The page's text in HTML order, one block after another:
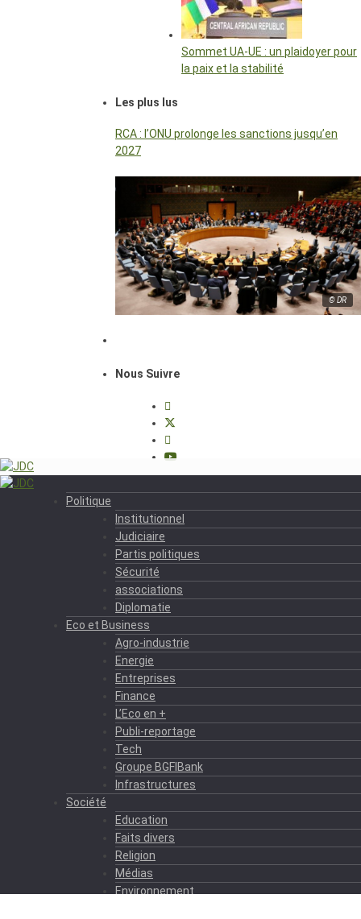
Sommet UA-UE : un plaidoyer pour
la paix et la stabilité
Les plus lus
RCA : l’ONU prolonge les sanctions jusqu’en
2027
© DR
Nous Suivre
Politique
Institutionnel
Judiciaire
Partis politiques
Sécurité
associations
Diplomatie
Eco et Business
Agro-industrie
Energie
Entreprises
Finance
L’Eco en +
Publi-reportage
Tech
Groupe BGFIBank
Infrastructures
Société
Education
Faits divers
Religion
Médias
Environnement